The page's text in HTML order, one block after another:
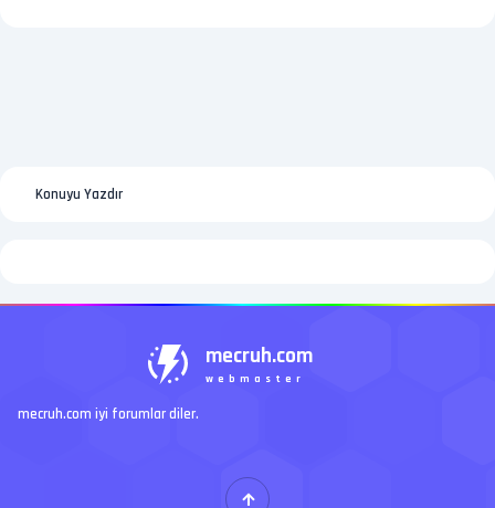
Konuyu Yazdır
mecruh.com
webmaster
mecruh.com iyi forumlar diler.